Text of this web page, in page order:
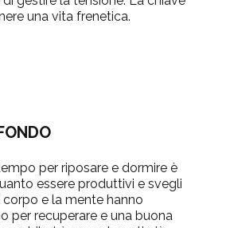
una vita frenetica.
per riposare e dormire è
essere produttivi e svegli
e la mente hanno
per recuperare e una buona